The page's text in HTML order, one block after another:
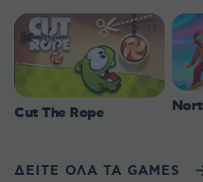
Cut The Rope
ΔΕΙΤΕ ΟΛΑ ΤΑ GAMES